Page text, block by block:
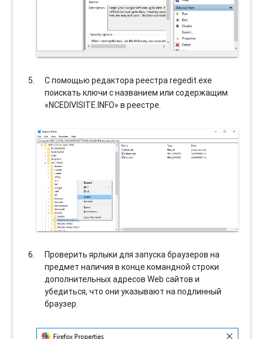
С помощью редактора реестра regedit.exe
поискать ключи с названием или содержащим
«NCEDIVISITE.INFO» в реестре.
Проверить ярлыки для запуска браузеров на
предмет наличия в конце командной строки
дополнительных адресов Web сайтов и
убедиться, что они указывают на подлинный
браузер.